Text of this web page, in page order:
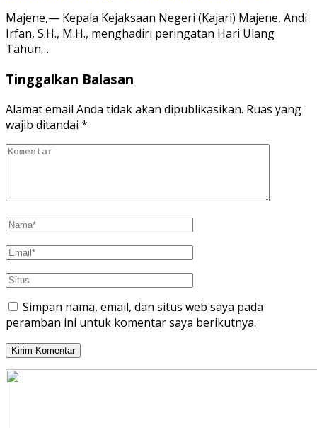
Majene,— Kepala Kejaksaan Negeri (Kajari) Majene, Andi
Irfan, S.H., M.H., menghadiri peringatan Hari Ulang
Tahun…
Tinggalkan Balasan
Alamat email Anda tidak akan dipublikasikan. Ruas yang
wajib ditandai *
Simpan nama, email, dan situs web saya pada
peramban ini untuk komentar saya berikutnya.